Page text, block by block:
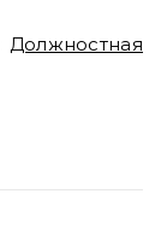
Должностная